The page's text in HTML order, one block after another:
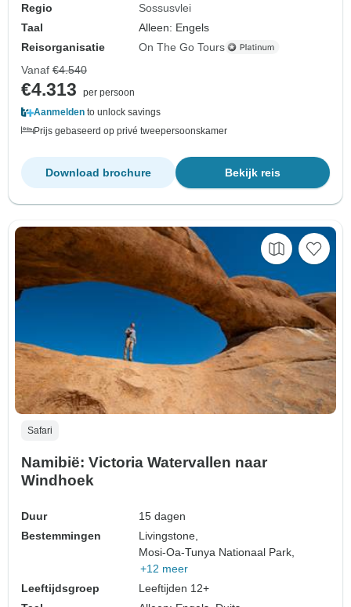
Regio
Sossusvlei
Taal
Alleen: Engels
Reisorganisatie
On The Go Tours
Vanaf €4.540
€4.313
per persoon
Aanmelden to unlock savings
Prijs gebaseerd op privé tweepersoonskamer
Bekijk reis
Download brochure
Safari
Namibië: Victoria Watervallen naar
Windhoek
Duur
15 dagen
Bestemmingen
Livingstone,
Mosi-Oa-Tunya Nationaal Park,
+12 meer
Leeftijdsgroep
Leeftijden 12+